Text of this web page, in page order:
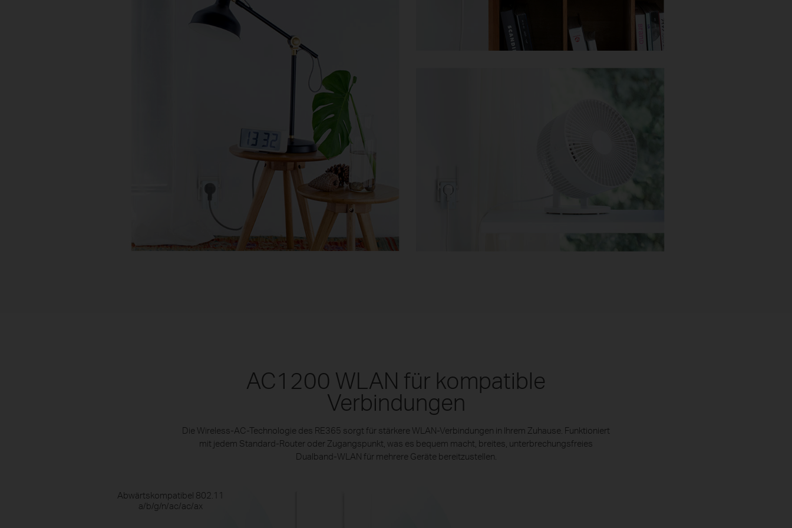
AC1200 WLAN für kompatible
Verbindungen
Die Wireless-AC-Technologie des RE365 sorgt für stärkere WLAN-Verbindungen in Ihrem Zuhause. Funktioniert
mit jedem Standard-Router oder Zugangspunkt, was es bequem macht, breites, unterbrechungsfreies
Dualband-WLAN für mehrere Geräte bereitzustellen.
Abwärtskompatibel 802.11
a/b/g/n/ac/ac/ax